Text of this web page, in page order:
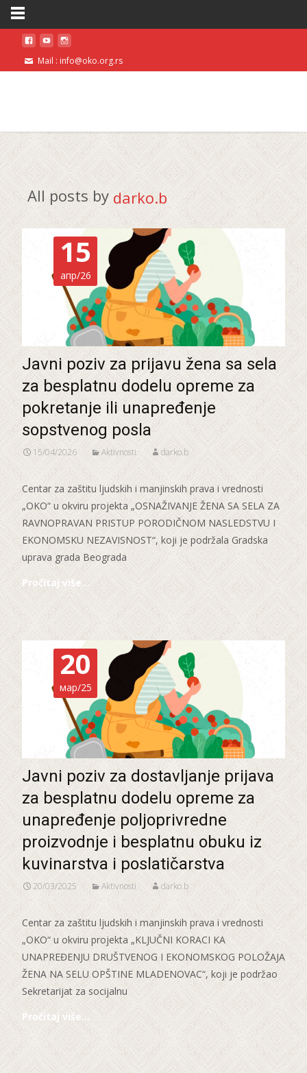
Mail : info@oko.org.rs
All posts bydarko.b
15
апр/26
Javni poziv za prijavu žena sa sela
za besplatnu dodelu opreme za
pokretanje ili unapređenje
sopstvenog posla
15/04/2026 Aktivnosti darko.b
Centar za zaštitu ljudskih i manjinskih prava i vrednosti
„OKO“ u okviru projekta „OSNAŽIVANJE ŽENA SA SELA ZA
RAVNOPRAVAN PRISTUP PORODIČNOM NASLEDSTVU I
EKONOMSKU NEZAVISNOST“, koji je podržala Gradska
uprava grada Beograda
Pročitaj više…
20
мар/25
Javni poziv za dostavljanje prijava
za besplatnu dodelu opreme za
unapređenje poljoprivredne
proizvodnje i besplatnu obuku iz
kuvinarstva i poslatičarstva
20/03/2025 Aktivnosti darko.b
Centar za zaštitu ljudskih i manjinskih prava i vrednosti
„OKO“ u okviru projekta „KLJUČNI KORACI KA
UNAPREĐENJU DRUŠTVENOG I EKONOMSKOG POLOŽAJA
ŽENA NA SELU OPŠTINE MLADENOVAC“, koji je podržao
Sekretarijat za socijalnu
Pročitaj više…